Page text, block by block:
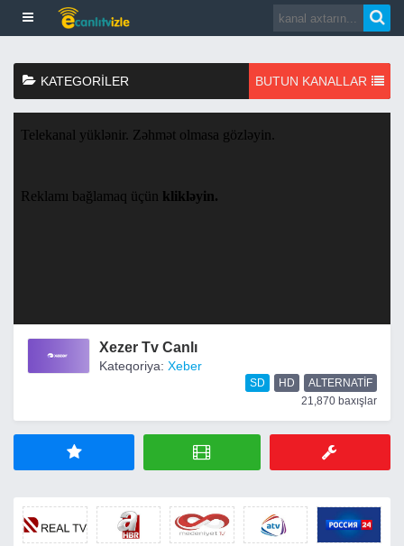
KATEGORILER BUTUN KANALLAR
Xezer Tv Canlı
Kateqoriya: Xeber
SD HD
ALTERNATIF
21,870 baxışlar